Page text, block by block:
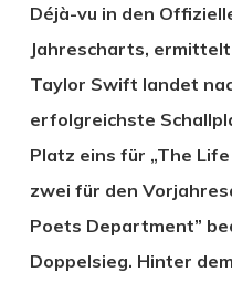
Déjà-vu in den
Jahrescharts,
Taylor Swift landet
erfolgreichste
Platz eins für „The
zwei für den
Poets Department”
Doppelsieg. Hinter